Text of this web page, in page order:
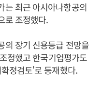
는 최근 아시아나항공의
로 조정했다.
의 장기 신용등급 전망을
정했고 한국기업평가도
정검토'로 등재했다.